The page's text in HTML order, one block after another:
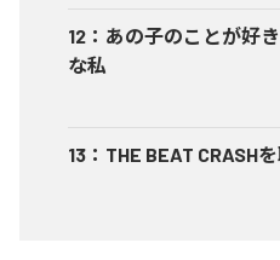
12 ： あの子のことが好
な私
13 ： THE BEAT CRASH